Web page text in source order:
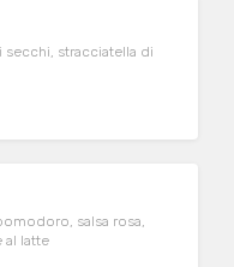
stracciatella di
salsa rosa,
al latte